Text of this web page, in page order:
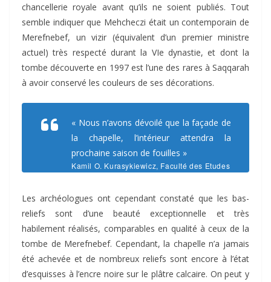
chancellerie royale avant qu’ils ne soient publiés. Tout
semble indiquer que Mehcheczi était un contemporain de
Merefnebef, un vizir (équivalent d’un premier ministre
actuel) très respecté durant la VIe dynastie, et dont la
tombe découverte en 1997 est l’une des rares à Saqqarah
à avoir conservé les couleurs de ses décorations.
« Nous n’avons dévoilé que la façade de
la chapelle, l’intérieur attendra la
prochaine saison de fouilles »
Kamil O. Kurasykiewicz, Faculté des Etudes
Orientales de Varsovie.
Les archéologues ont cependant constaté que les bas-
reliefs sont d’une beauté exceptionnelle et très
habilement réalisés, comparables en qualité à ceux de la
tombe de Merefnebef. Cependant, la chapelle n’a jamais
été achevée et de nombreux reliefs sont encore à l’état
d’esquisses à l’encre noire sur le plâtre calcaire. On peut y